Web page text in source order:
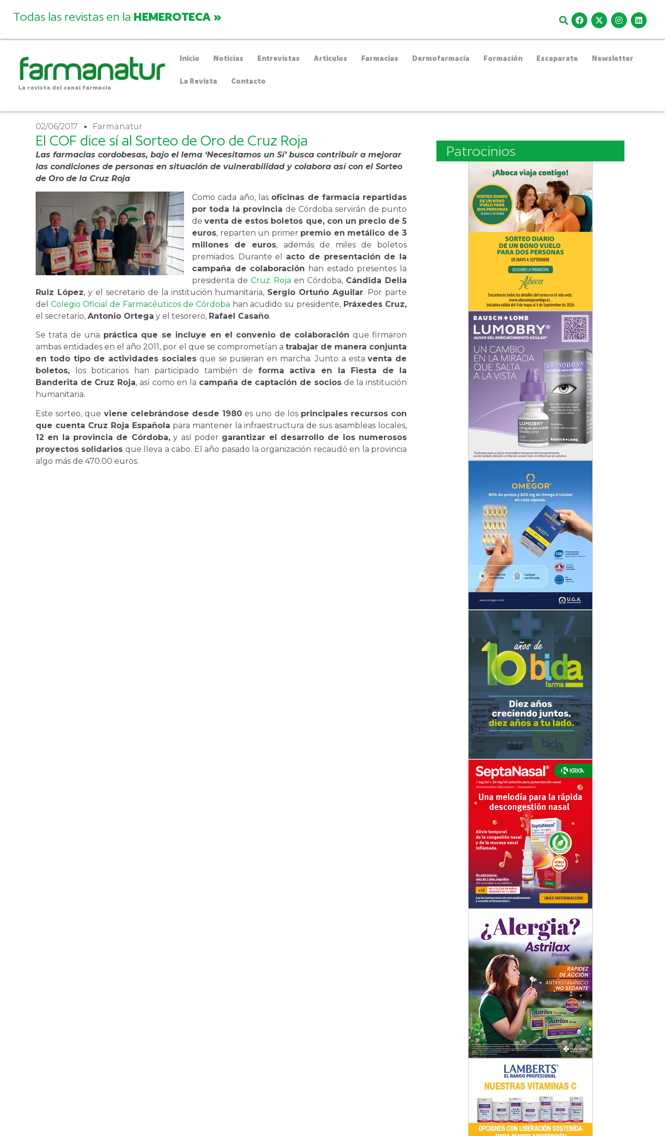
Todas las revistas en la HEMEROTECA »
La revista del canal farmacia
Inicio Noticias Entrevistas Artículos Farmacias Dermofarmacia Formación Escaparate Newsletter
La Revista Contacto
02/06/2017 Farmanatur
El COF dice sí al Sorteo de Oro de Cruz Roja
Las farmacias cordobesas, bajo el lema ‘Necesitamos un Sí’ busca contribuir a mejorar
las condiciones de personas en situación de vulnerabilidad y colabora así con el Sorteo
de Oro de la Cruz Roja
Como cada año, las oficinas de farmacia repartidas
por toda la provincia de Córdoba servirán de punto
deventa de estos boletos que, con un precio de 5
euros, reparten un primer premio en metálico de 3
millones de euros, además de miles de boletos
premiados. Durante el acto de presentación de la
campaña de colaboración han estado presentes la
presidenta deCruz Roja en Córdoba, Cándida Delia
Ruiz López, y el secretario de la institución humanitaria, Sergio Ortuño Aguilar. Por parte
del Colegio Oficial de Farmacéuticos de Córdoba han acudido su presidente, Práxedes Cruz,
el secretario, Antonio Ortega y el tesorero, Rafael Casaño.
Se trata de una práctica que se incluye en el convenio de colaboración que firmaron
ambas entidades en el año 2011, por el que se comprometían a trabajar de manera conjunta
en todo tipo de actividades sociales que se pusieran en marcha. Junto a estaventa de
boletos, los boticarios han participado también de forma activa en la Fiesta de la
Banderita de Cruz Roja, así como en la campaña de captación de sociosde la institución
humanitaria.
Este sorteo, que viene celebrándose desde 1980 es uno de los principales recursos con
que cuenta Cruz Roja Española para mantener la infraestructura de sus asambleas locales,
12 en la provincia de Córdoba,y así poder garantizar el desarrollo de los numerosos
proyectos solidarios que lleva a cabo. El año pasado la organización recaudó en la provincia
algo más de 470.00 euros.
Patrocinios